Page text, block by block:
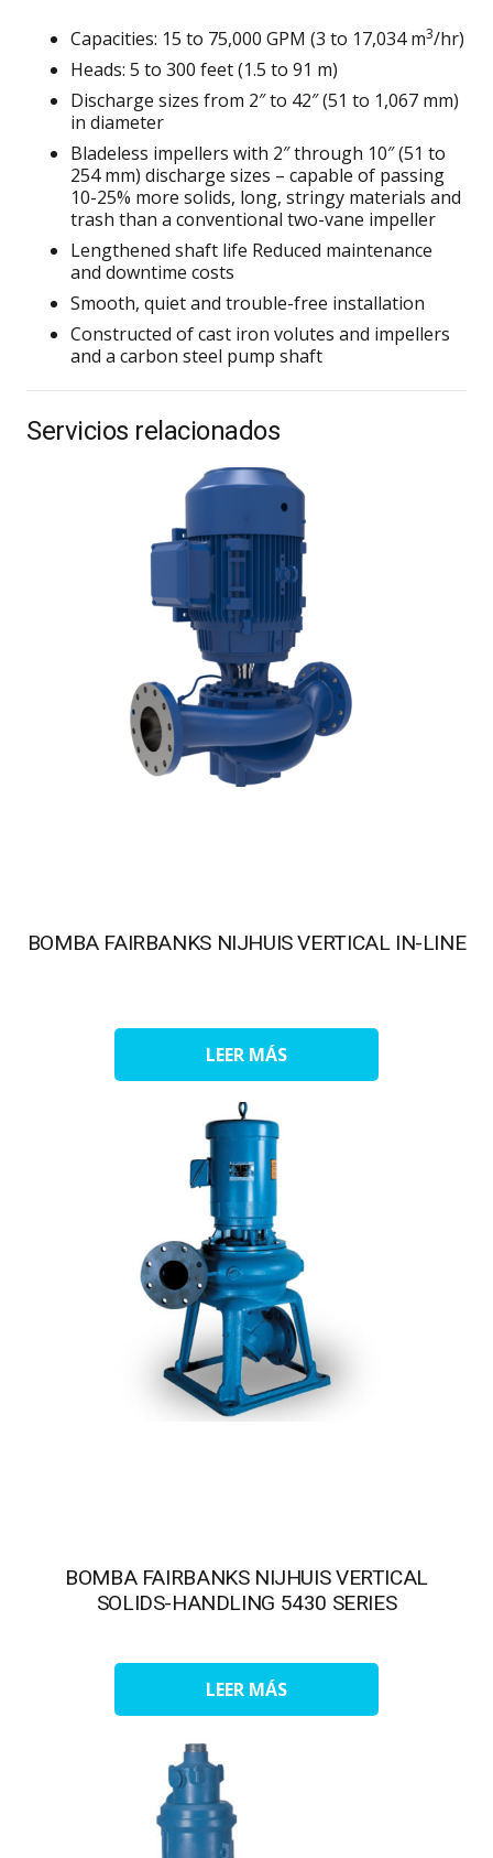
Capacities: 15 to 75,000 GPM (3 to 17,034 m3/hr)
Heads: 5 to 300 feet (1.5 to 91 m)
Discharge sizes from 2″ to 42″ (51 to 1,067 mm)
in diameter
Bladeless impellers with 2″ through 10″ (51 to
254 mm) discharge sizes – capable of passing
10-25% more solids, long, stringy materials and
trash than a conventional two-vane impeller
Lengthened shaft life Reduced maintenance
and downtime costs
Smooth, quiet and trouble-free installation
Constructed of cast iron volutes and impellers
and a carbon steel pump shaft
Servicios relacionados
BOMBA FAIRBANKS NIJHUIS VERTICAL IN-LINE
LEER MÁS
BOMBA FAIRBANKS NIJHUIS VERTICAL
SOLIDS-HANDLING 5430 SERIES
LEER MÁS